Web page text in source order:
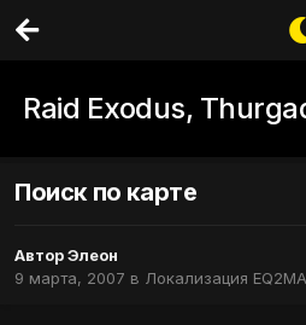
Raid Exodus,
Поиск по карте
АвторЭлеон
9 марта, 2007 в Локализация